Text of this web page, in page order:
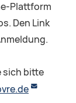
Plattform
Den Link
sich bitte